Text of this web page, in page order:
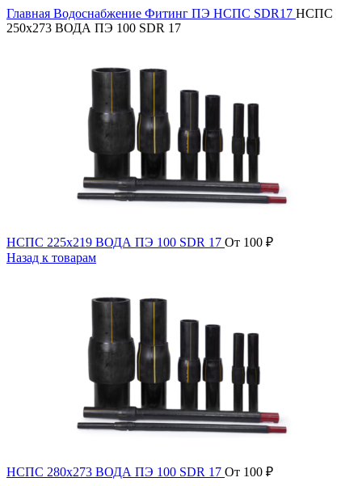
Главная Водоснабжение Фитинг ПЭ НСПС SDR17 НСПС
250х273 ВОДА ПЭ 100 SDR 17
НСПС 225х219 ВОДА ПЭ 100 SDR 17 От 100 ₽
Назад к товарам
НСПС 280х273 ВОДА ПЭ 100 SDR 17 От 100 ₽